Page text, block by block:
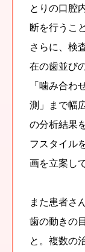
とりの口腔
断を行うこ
さらに、検
在の歯並び
「噛み合
測」まで幅
の分析結果
フスタイル
画を立案し
また患者さ
歯の動きの
と。複数の